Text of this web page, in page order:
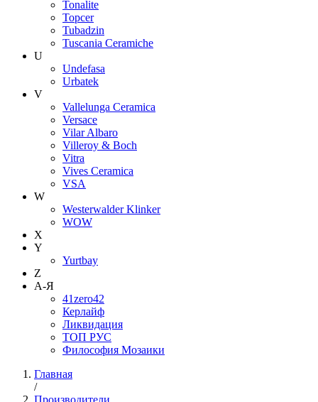
Tonalite
Topcer
Tubadzin
Tuscania Ceramiche
U
Undefasa
Urbatek
V
Vallelunga Ceramica
Versace
Vilar Albaro
Villeroy & Boch
Vitra
Vives Ceramica
VSA
W
Westerwalder Klinker
WOW
X
Y
Yurtbay
Z
А-Я
41zero42
Керлайф
Ликвидация
ТОП РУС
Философия Мозаики
Главная
/
Производители